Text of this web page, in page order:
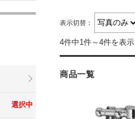
表示切替：
4件中1件～4件を表示
商品一覧